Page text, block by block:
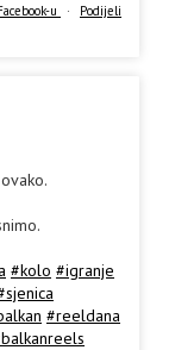
u · Podijeli
#kolo #igranje
#reeldana